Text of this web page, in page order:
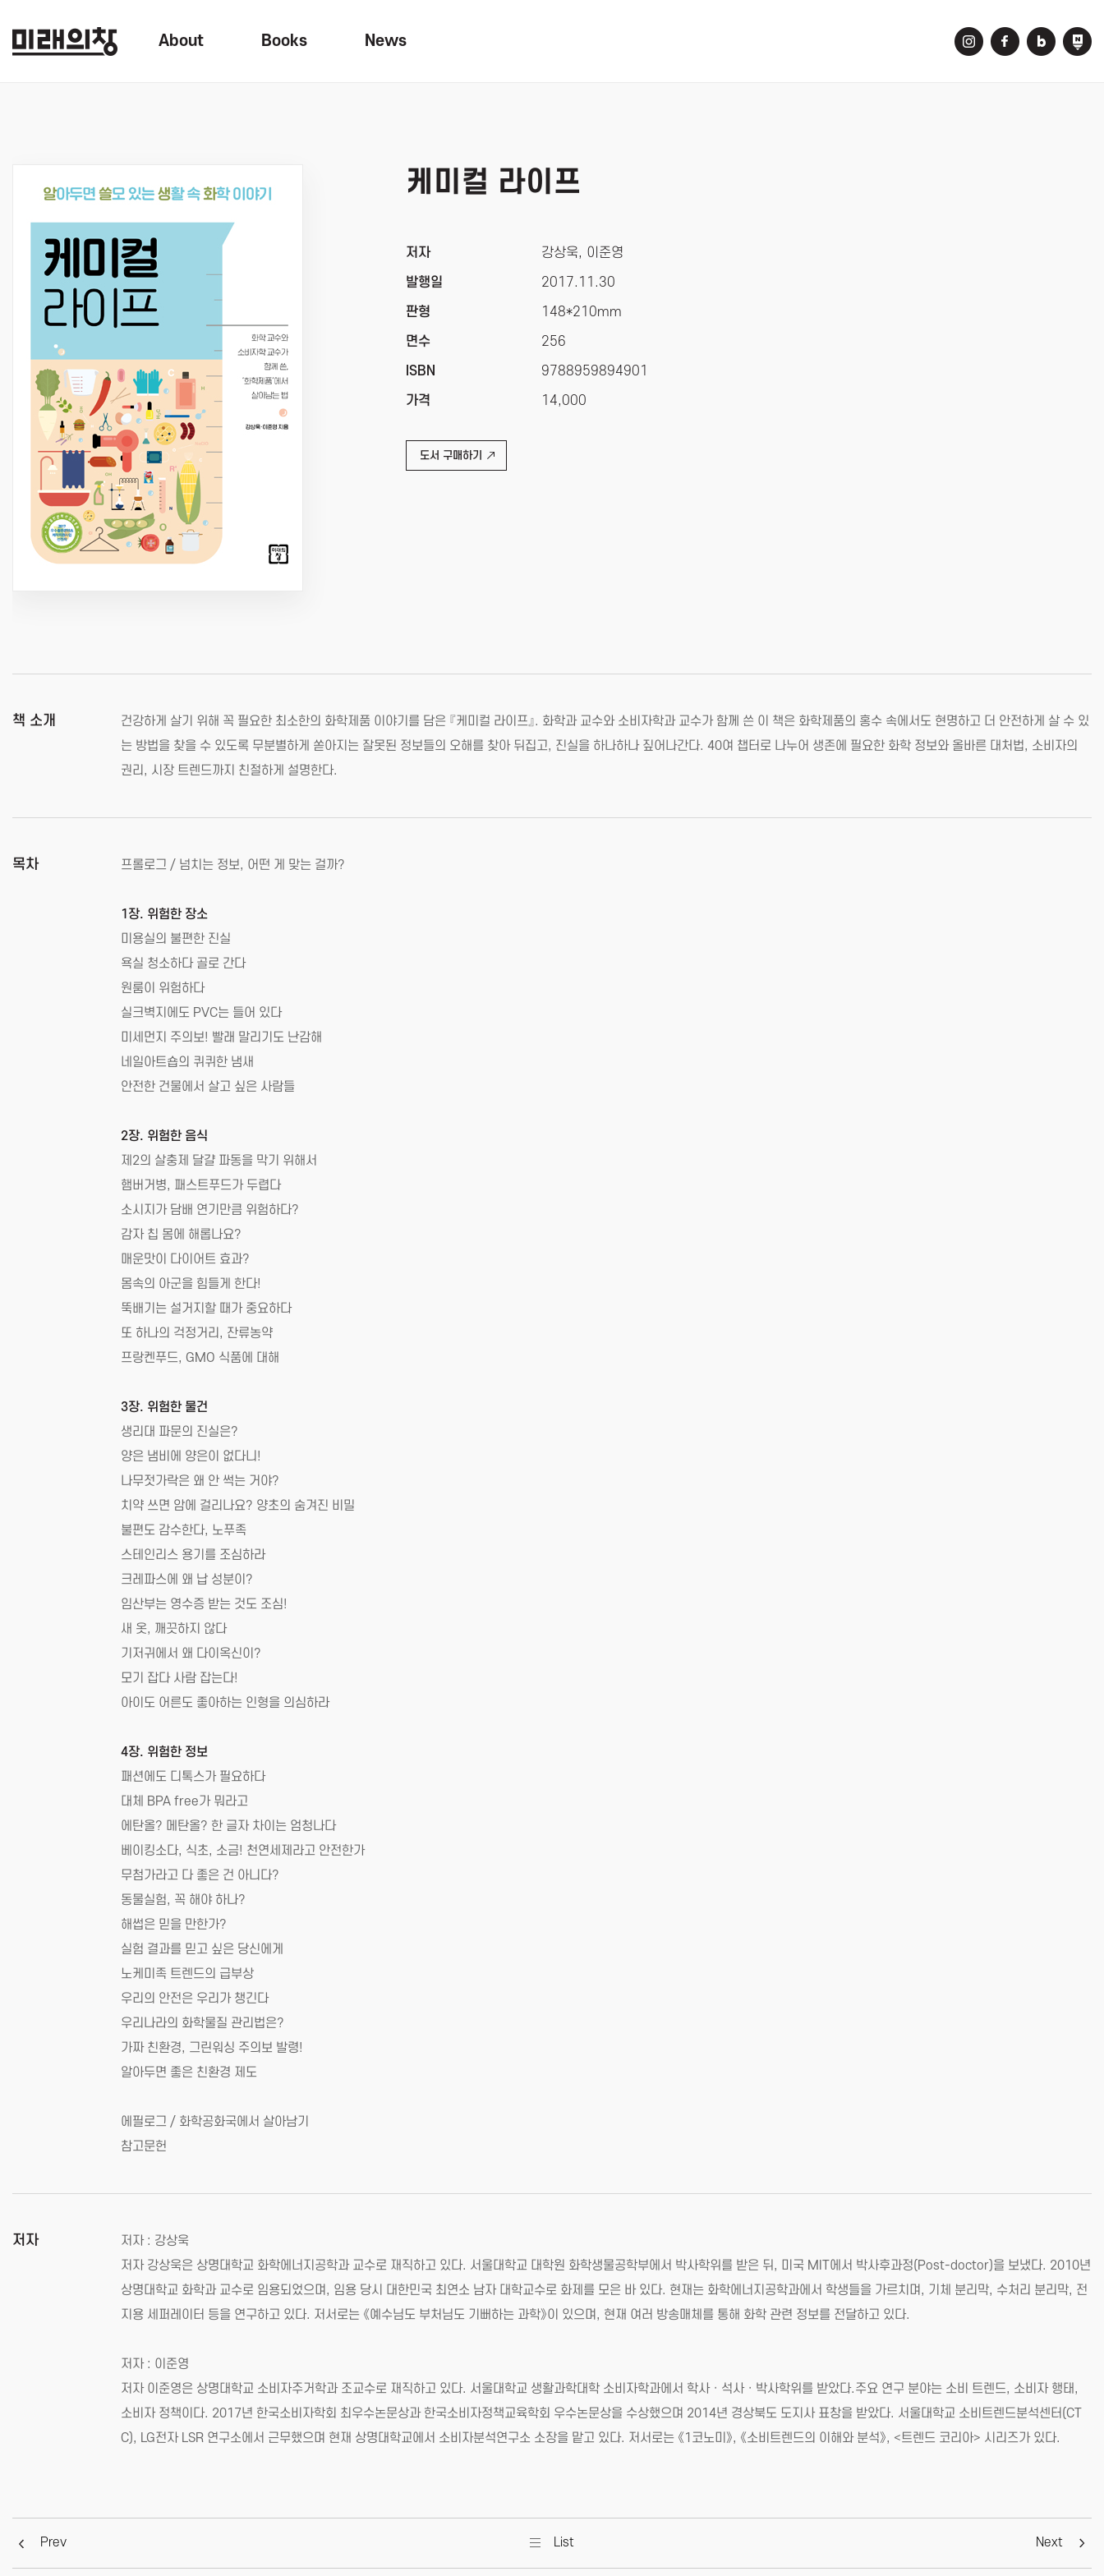
About Books News
케미컬 라이프
저자
발행일
판형
면수
ISBN
가격
강상욱, 이준영
2017.11.30
148*210mm
256
9788959894901
14,000
도서 구매하기
책 소개
건강하게 살기 위해 꼭 필요한 최소한의 화학제품 이야기를 담은 『케미컬 라이프』. 화학과 교수와 소비자학과 교수가 함께 쓴 이 책은 화학제품의 홍수 속에서도 현명하고 더 안전하게 살 수 있
는 방법을 찾을 수 있도록 무분별하게 쏟아지는 잘못된 정보들의 오해를 찾아 뒤집고, 진실을 하나하나 짚어나간다. 40여 챕터로 나누어 생존에 필요한 화학 정보와 올바른 대처법, 소비자의
권리, 시장 트렌드까지 친절하게 설명한다.
목차 프롤로그 / 넘치는 정보, 어떤 게 맞는 걸까?
1장. 위험한 장소
미용실의 불편한 진실
욕실 청소하다 골로 간다
원룸이 위험하다
실크벽지에도 PVC는 들어 있다
미세먼지 주의보! 빨래 말리기도 난감해
네일아트숍의 퀴퀴한 냄새
안전한 건물에서 살고 싶은 사람들
2장. 위험한 음식
제2의 살충제 달걀 파동을 막기 위해서
햄버거병, 패스트푸드가 두렵다
소시지가 담배 연기만큼 위험하다?
감자 칩 몸에 해롭나요?
매운맛이 다이어트 효과?
몸속의 아군을 힘들게 한다!
뚝배기는 설거지할 때가 중요하다
또 하나의 걱정거리, 잔류농약
프랑켄푸드, GMO 식품에 대해
3장. 위험한 물건
생리대 파문의 진실은?
양은 냄비에 양은이 없다니!
나무젓가락은 왜 안 썩는 거야?
치약 쓰면 암에 걸리나요? 양초의 숨겨진 비밀
불편도 감수한다, 노푸족
스테인리스 용기를 조심하라
크레파스에 왜 납 성분이?
임산부는 영수증 받는 것도 조심!
새 옷, 깨끗하지 않다
기저귀에서 왜 다이옥신이?
모기 잡다 사람 잡는다!
아이도 어른도 좋아하는 인형을 의심하라
4장. 위험한 정보
패션에도 디톡스가 필요하다
대체 BPA free가 뭐라고
에탄올? 메탄올? 한 글자 차이는 엄청나다
베이킹소다, 식초, 소금! 천연세제라고 안전한가
무첨가라고 다 좋은 건 아니다?
동물실험, 꼭 해야 하나?
해썹은 믿을 만한가?
실험 결과를 믿고 싶은 당신에게
노케미족 트렌드의 급부상
우리의 안전은 우리가 챙긴다
우리나라의 화학물질 관리법은?
가짜 친환경, 그린워싱 주의보 발령!
알아두면 좋은 친환경 제도
에필로그 / 화학공화국에서 살아남기
참고문헌
저자
저자 : 강상욱
저자 강상욱은 상명대학교 화학에너지공학과 교수로 재직하고 있다. 서울대학교 대학원 화학생물공학부에서 박사학위를 받은 뒤, 미국 MIT에서 박사후과정(Post-doctor)을 보냈다. 2010년
상명대학교 화학과 교수로 임용되었으며, 임용 당시 대한민국 최연소 남자 대학교수로 화제를 모은 바 있다. 현재는 화학에너지공학과에서 학생들을 가르치며, 기체 분리막, 수처리 분리막, 전
지용 세퍼레이터 등을 연구하고 있다. 저서로는 《예수님도 부처님도 기뻐하는 과학》이 있으며, 현재 여러 방송매체를 통해 화학 관련 정보를 전달하고 있다.
저자 : 이준영
저자 이준영은 상명대학교 소비자주거학과 조교수로 재직하고 있다. 서울대학교 생활과학대학 소비자학과에서 학사ㆍ석사ㆍ박사학위를 받았다.주요 연구 분야는 소비 트렌드, 소비자 행태,
소비자 정책이다. 2017년 한국소비자학회 최우수논문상과 한국소비자정책교육학회 우수논문상을 수상했으며 2014년 경상북도 도지사 표창을 받았다. 서울대학교 소비트렌드분석센터(CT
C), LG전자 LSR 연구소에서 근무했으며 현재 상명대학교에서 소비자분석연구소 소장을 맡고 있다. 저서로는 《1코노미》, 《소비트렌드의 이해와 분석》, <트렌드 코리아> 시리즈가 있다.
Prev List Next